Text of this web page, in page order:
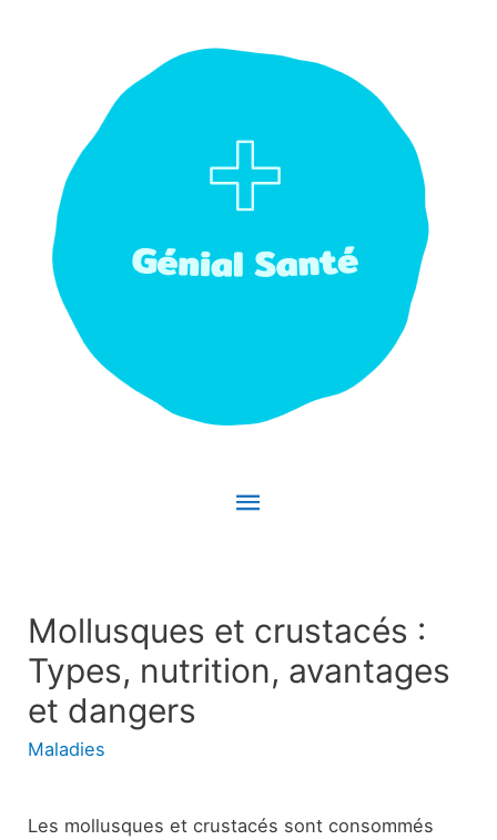
Menu
Mollusques et crustacés :
Types, nutrition, avantages
et dangers
Maladies
Les mollusques et crustacés sont consommés